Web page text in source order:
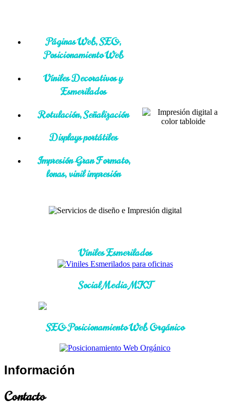
Páginas Web, SEO,
Posicionamiento Web
Viniles Decorativos y
Esmerilados
Rotulación, Señalización
Displays portátiles
Impresión Gran Formato,
lonas, vinil impresión
Viniles Esmerilados
Social Media MKT
SEO Posicionamiento Web Orgánico
Información
Contacto